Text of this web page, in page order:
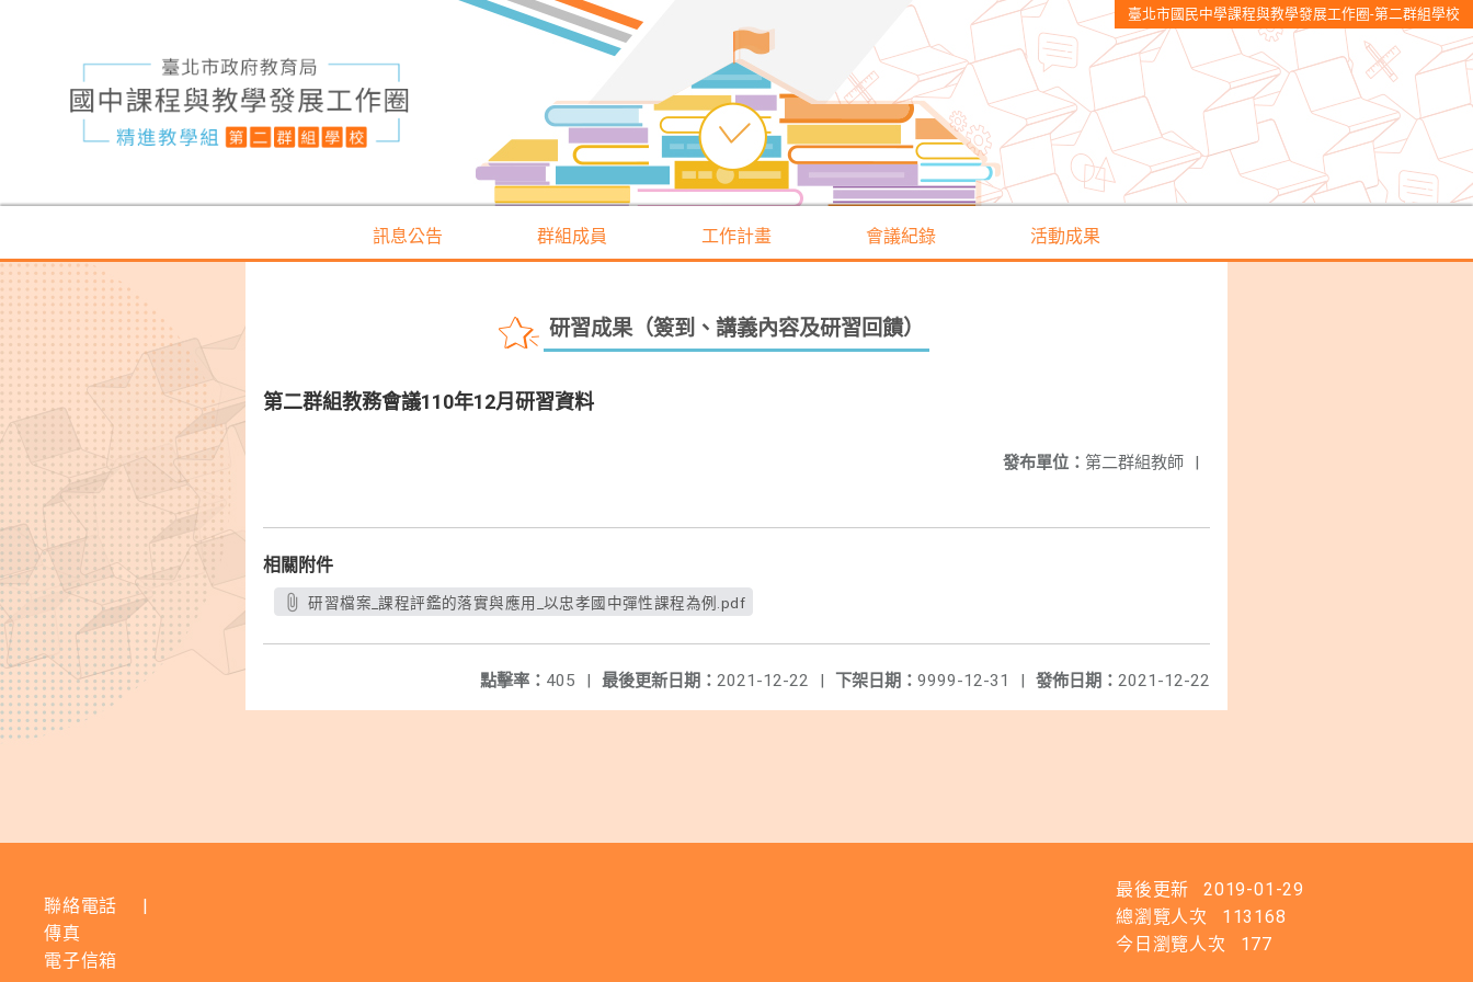
臺北市國民中學課程與教學發展工作圈-第二群組學校
訊息公告 群組成員 工作計畫 會議紀錄 活動成果
研習成果（簽到、講義內容及研習回饋）
第二群組教務會議110年12月研習資料
發布單位： 第二群組教師 |
相關附件
研習檔案_課程評鑑的落實與應用_以忠孝國中彈性課程為例.pdf
發佈日期： 2021-12-22
下架日期： 9999-12-31 |
最後更新日期： 2021-12-22 |
點擊率： 405 |
聯絡電話
|
傳真
電子信箱
最後更新
2019-01-29
總瀏覽人次
113168
今日瀏覽人次
177